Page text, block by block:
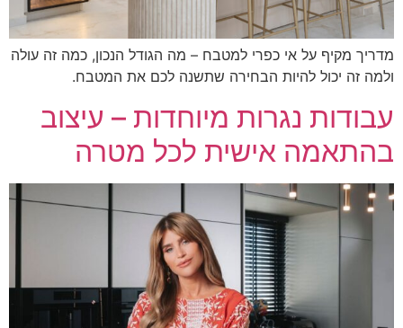
מקיף על אי כפרי למטבח – מה הגודל הנכון, כמה זה עולה
זה יכול להיות הבחירה שתשנה לכם את המטבח.
נגרות מיוחדות – עיצוב
אישית לכל מטרה